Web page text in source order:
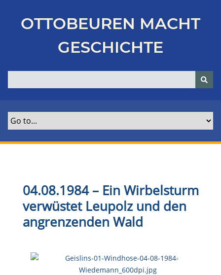
p
OTTOBEUREN MACHT
GESCHICHTE
04.08.1984 – Ein Wirbelsturm
verwüstet Leupolz und den
angrenzenden Wald